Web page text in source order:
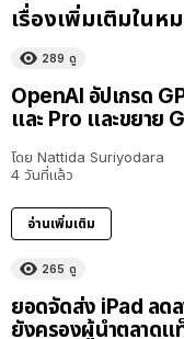
เรื่องเพิ่มเติมในห
289 ดู
OpenAI อัปเกรด
และ Pro และขยาย
โดย Nattida Suriyodara
4 วันที่แล้ว
อ่านเพิ่มเติม
265 ดู
ยอดจัดส่ง iPad ลด
ยังครองผู้นำตลาดแ